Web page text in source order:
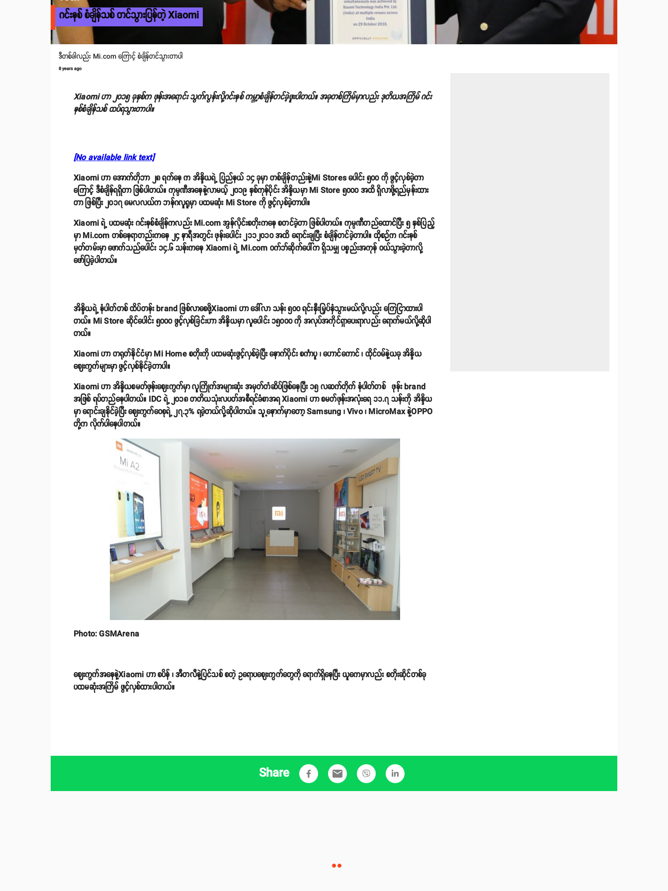
ဂင်းနစ် စံချိန်သစ် တင်သွားပြန်တဲ့ Xiaomi
ဒီတစ်ခါလည်း Mi.com ကြောင့် စံချိန်တင်သွားတာပါ
8 years ago
Xiaomi ဟာ ၂၀၁၅ ခုနှစ်က ဖုန်းအရောင်း သွက်လွန်းလို့ဂင်းနစ် ကမ္ဘာ့စံချိန်တင်ခဲ့ဖူးပါတယ်။ အခုတစ်ကြိမ်မှာလည်း ဒုတိယအကြိမ် ဂင်း
နစ်စံချိန်သစ် ထပ်ရသွားတာပါ။
[No available link text]
Xiaomi ဟာ အောက်တိုဘာ ၂၈ ရက်နေ က အိန္ဒိယရဲ့ ပြည်နယ် ၁၄ ခုမှာ တစ်ချိန်တည်းနဲ့Mi Stores ပေါင်း ၅၀၀ ကို ဖွင့်လှစ်ခဲ့တာ
ကြောင့် ဒီစံချိန်ရရှိတာ ဖြစ်ပါတယ်။ ကုမ္ပဏီအနေနဲ့လာမယ့် ၂၀၁၉ နှစ်ကုန်ပိုင်း အိန္ဒိယမှာ Mi Store ၅၀၀၀ အထိ ရှိလာဖို့ရည်မှန်းထား
တာ ဖြစ်ပြီး ၂၀၁၇ မေလလယ်က ဘန်ဂလူရူမှာ ပထမဆုံး Mi Store ကို ဖွင့်လှစ်ခဲ့တာပါ။
Xiaomi ရဲ့ ပထမဆုံး ဂင်းနစ်စံချိန်ကလည်း Mi.com အွန်လိုင်းစတိုးကနေ စတင်ခဲ့တာ ဖြစ်ပါတယ်။ ကုမ္ပဏီတည်ထောင်ပြီး ၅ နှစ်ပြည့်
မှာ Mi.com တစ်နေရာတည်းကနေ ၂၄ နာရီအတွင်း ဖုန်းပေါင်း ၂၁၁၂၀၁၀ အထိ ရောင်းချပြီး စံချိန်တင်ခဲ့တာပါ။ ထိုစဉ်က ဂင်းနစ်
မှတ်တမ်းမှာ ဖောက်သည်ပေါင်း ၁၄.၆ သန်းကနေ Xiaomi ရဲ့ Mi.com ဝက်ဘ်ဆိုက်ပေါ်က ရှိသမျှ ပစ္စည်းအကုန် ဝယ်သွားခဲ့တာလို့
ဖော်ပြခဲ့ပါတယ်။
အိန္ဒိယရဲ့ နံပါတ်တစ် ထိပ်တန်း brand ဖြစ်လာစေဖို့Xiaomi ဟာ ဒေါ်လာ သန်း ၅၀၀ ရင်းနှီးမြှပ်နှံသွားမယ်လို့လည်း ကြေငြာထားပါ
တယ်။ Mi Store ဆိုင်ပေါင်း ၅၀၀၀ ဖွင့်လှစ်ခြင်းဟာ အိန္ဒိယမှာ လူပေါင်း ၁၅၀၀၀ ကို အလုပ်အကိုင်ရှာပေးရာလည်း ရောက်မယ်လို့ဆိုပါ
တယ်။
Xiaomi ဟာ တရုတ်နိုင်ငံမှာ Mi Home စတိုးကို ပထမဆုံးဖွင့်လှစ်ခဲ့ပြီး နောက်ပိုင်း စင်္ကာပူ ၊ ဟောင်ကောင် ၊ ထိုင်ဝမ်နဲ့ယခု အိန္ဒိယ
ဈေးကွက်များမှာ ဖွင့်လှစ်နိုင်ခဲ့တာပါ။
Xiaomi ဟာ အိန္ဒိယစမတ်ဖုန်းဈေးကွက်မှာ လူကြိုက်အများဆုံး အမှတ်တံဆိပ်ဖြစ်နေပြီး ၁၅ လဆက်တိုက် နံပါတ်တစ် ဖုန်း brand
အဖြစ် ရပ်တည်နေပါတယ်။ IDC ရဲ့ ၂၀၁၈ တတိယသုံးလပတ်အစီရင်ခံစာအရ Xiaomi ဟာ စမတ်ဖုန်းအလုံးရေ ၁၁.၇ သန်းကို အိန္ဒိယ
မှာ ရောင်းချနိုင်ခဲ့ပြီး ဈေးကွက်ဝေစုရဲ့ ၂၇.၃% ရခဲ့တယ်လို့ဆိုပါတယ်။ သူ့နောက်မှာတော့ Samsung ၊ Vivo ၊ MicroMax နဲ့OPPO
တို့က လိုက်ပါနေပါတယ်။
Photo: GSMArena
ဈေးကွက်အနေနဲ့Xiaomi ဟာ စပိန် ၊ အီတလီနဲ့ပြင်သစ် စတဲ့ ဥရောပဈေးကွက်တွေကို ရောက်ရှိနေပြီး ယူကေမှာလည်း စတိုးဆိုင်တစ်ခု
ပထမဆုံးအကြိမ် ဖွင့်လှစ်ထားပါတယ်။
Share email